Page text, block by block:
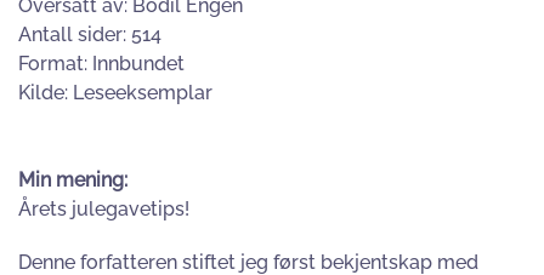
Oversatt av: Bodil Engen
Antall sider: 514
Format: Innbundet
Kilde: Leseeksemplar
Min mening:
Årets julegavetips!
Denne forfatteren stiftet jeg først bekjentskap med